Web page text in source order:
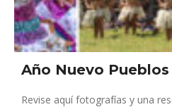
Año Nuevo
Revise aquí fotografías y una